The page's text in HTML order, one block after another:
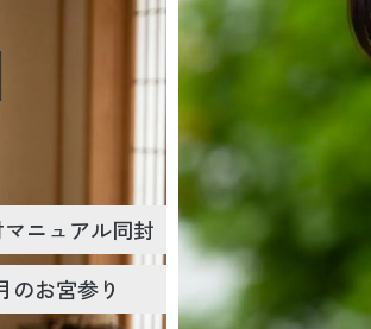
紋付袴レンタル
ニュアル同封
のお宮参り